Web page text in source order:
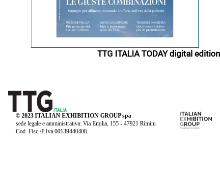
TTG ITALIA TODAY digital edition
© 2023 ITALIAN EXHIBITION GROUP spa
sede legale e amministrativa: Via Emilia, 155 - 47921 Rimini
Cod. Fisc./P.Iva 00139440408.